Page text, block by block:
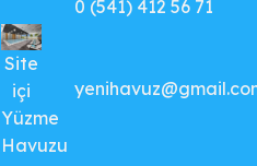
Site
içi
Yüzme
Havuzu
0 (541) 412 56 71